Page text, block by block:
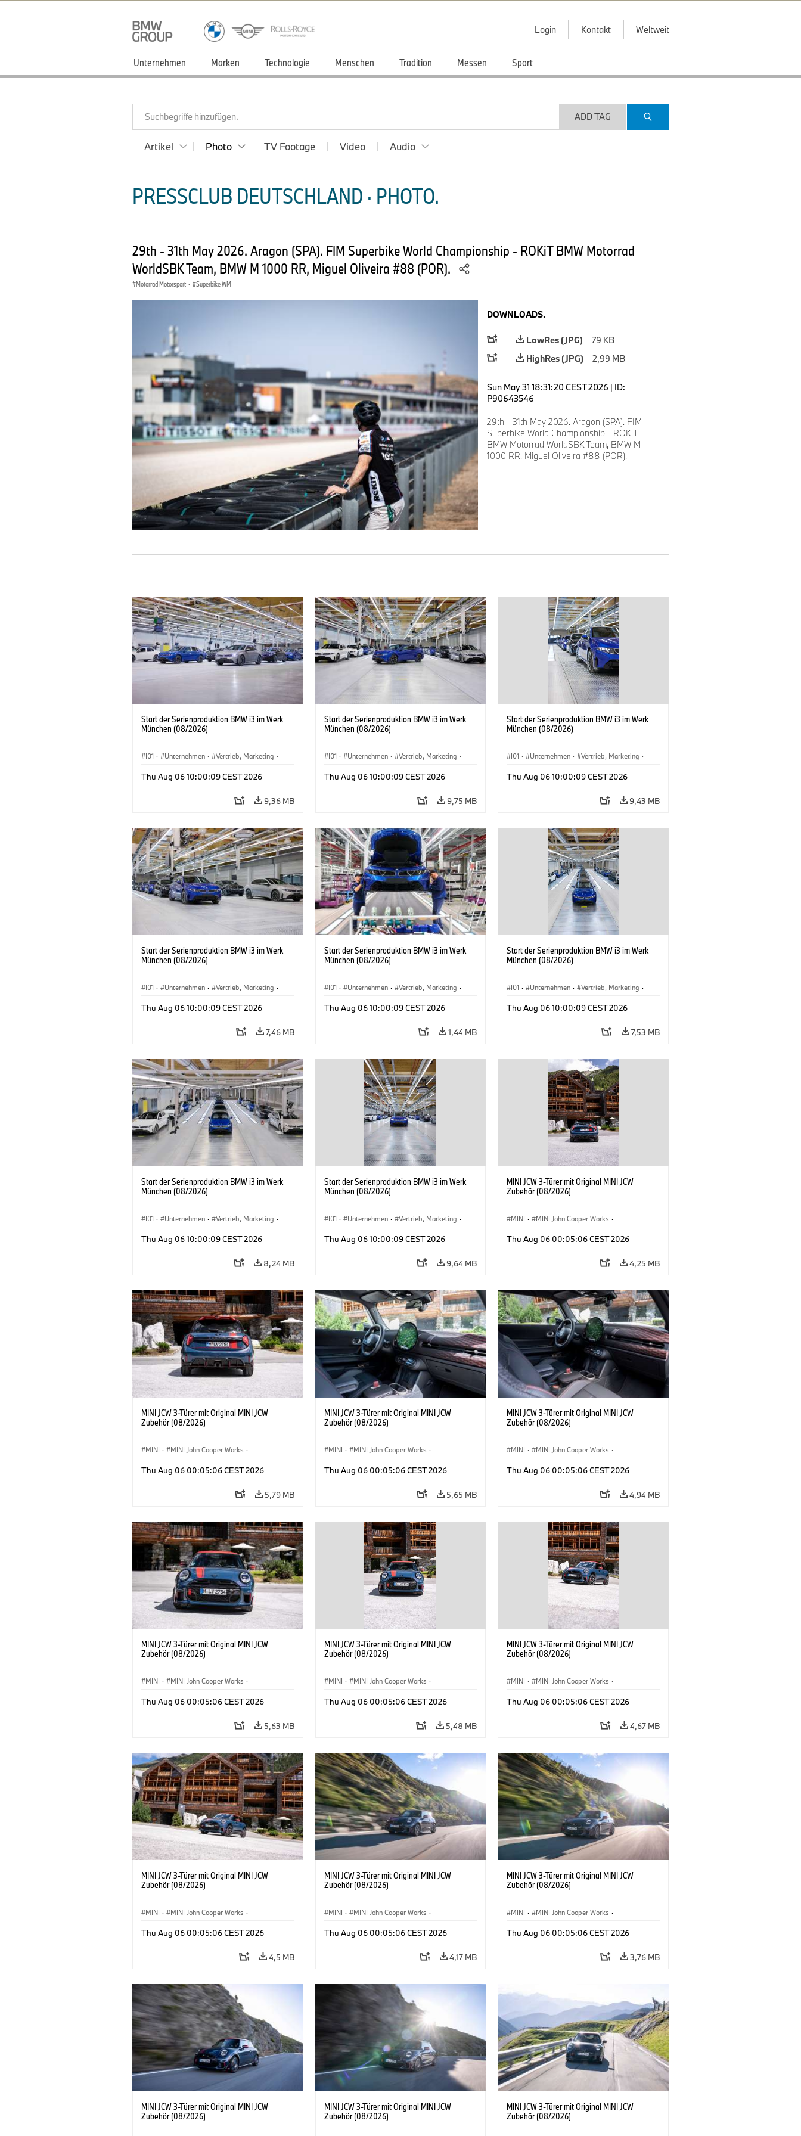
Login Kontakt Weltweit
Unternehmen Marken Technologie Menschen Tradition Messen Sport
Suchbegriffe hinzufügen. ADD TAG
Artikel Photo TV Footage Video Audio
PRESSCLUB DEUTSCHLAND · PHOTO.
29th - 31th May 2026. Aragon (SPA). FIM Superbike World Championship - ROKiT BMW Motorrad
WorldSBK Team, BMW M 1000 RR, Miguel Oliveira #88 (POR).
Motorrad Motorsport · Superbike WM
DOWNLOADS.
LowRes (JPG)
79 KB
HighRes (JPG)
2,99 MB
Sun May 31 18:31:20 CEST 2026 | ID:
P90643546
29th - 31th May 2026. Aragon (SPA). FIM
Superbike World Championship - ROKiT
BMW Motorrad WorldSBK Team, BMW M
1000 RR, Miguel Oliveira #88 (POR).
Start der Serienproduktion BMW i3 im Werk
München (08/2026)
I01 · Unternehmen · Vertrieb, Marketing ·
Thu Aug 06 10:00:09 CEST 2026
9,36 MB
Start der Serienproduktion BMW i3 im Werk
München (08/2026)
I01 · Unternehmen · Vertrieb, Marketing ·
Thu Aug 06 10:00:09 CEST 2026
9,75 MB
Start der Serienproduktion BMW i3 im Werk
München (08/2026)
I01 · Unternehmen · Vertrieb, Marketing ·
Thu Aug 06 10:00:09 CEST 2026
9,43 MB
Start der Serienproduktion BMW i3 im Werk
München (08/2026)
I01 · Unternehmen · Vertrieb, Marketing ·
Thu Aug 06 10:00:09 CEST 2026
7,46 MB
Start der Serienproduktion BMW i3 im Werk
München (08/2026)
I01 · Unternehmen · Vertrieb, Marketing ·
Thu Aug 06 10:00:09 CEST 2026
1,44 MB
Start der Serienproduktion BMW i3 im Werk
München (08/2026)
I01 · Unternehmen · Vertrieb, Marketing ·
Thu Aug 06 10:00:09 CEST 2026
7,53 MB
Start der Serienproduktion BMW i3 im Werk
München (08/2026)
I01 · Unternehmen · Vertrieb, Marketing ·
Thu Aug 06 10:00:09 CEST 2026
8,24 MB
Start der Serienproduktion BMW i3 im Werk
München (08/2026)
I01 · Unternehmen · Vertrieb, Marketing ·
Thu Aug 06 10:00:09 CEST 2026
9,64 MB
MINI JCW 3-Türer mit Original MINI JCW
Zubehör (08/2026)
MINI · MINI John Cooper Works ·
Sonderausstattungen, Zubehör
Thu Aug 06 00:05:06 CEST 2026
4,25 MB
MINI JCW 3-Türer mit Original MINI JCW
Zubehör (08/2026)
MINI · MINI John Cooper Works ·
Sonderausstattungen, Zubehör
Thu Aug 06 00:05:06 CEST 2026
5,79 MB
MINI JCW 3-Türer mit Original MINI JCW
Zubehör (08/2026)
MINI · MINI John Cooper Works ·
Sonderausstattungen, Zubehör
Thu Aug 06 00:05:06 CEST 2026
5,65 MB
MINI JCW 3-Türer mit Original MINI JCW
Zubehör (08/2026)
MINI · MINI John Cooper Works ·
Sonderausstattungen, Zubehör
Thu Aug 06 00:05:06 CEST 2026
4,94 MB
MINI JCW 3-Türer mit Original MINI JCW
Zubehör (08/2026)
MINI · MINI John Cooper Works ·
Sonderausstattungen, Zubehör
Thu Aug 06 00:05:06 CEST 2026
5,63 MB
MINI JCW 3-Türer mit Original MINI JCW
Zubehör (08/2026)
MINI · MINI John Cooper Works ·
Sonderausstattungen, Zubehör
Thu Aug 06 00:05:06 CEST 2026
5,48 MB
MINI JCW 3-Türer mit Original MINI JCW
Zubehör (08/2026)
MINI · MINI John Cooper Works ·
Sonderausstattungen, Zubehör
Thu Aug 06 00:05:06 CEST 2026
4,67 MB
MINI JCW 3-Türer mit Original MINI JCW
Zubehör (08/2026)
MINI · MINI John Cooper Works ·
Sonderausstattungen, Zubehör
Thu Aug 06 00:05:06 CEST 2026
4,5 MB
MINI JCW 3-Türer mit Original MINI JCW
Zubehör (08/2026)
MINI · MINI John Cooper Works ·
Sonderausstattungen, Zubehör
Thu Aug 06 00:05:06 CEST 2026
4,17 MB
MINI JCW 3-Türer mit Original MINI JCW
Zubehör (08/2026)
MINI · MINI John Cooper Works ·
Sonderausstattungen, Zubehör
Thu Aug 06 00:05:06 CEST 2026
3,76 MB
MINI JCW 3-Türer mit Original MINI JCW
Zubehör (08/2026)
MINI JCW 3-Türer mit Original MINI JCW
Zubehör (08/2026)
MINI JCW 3-Türer mit Original MINI JCW
Zubehör (08/2026)